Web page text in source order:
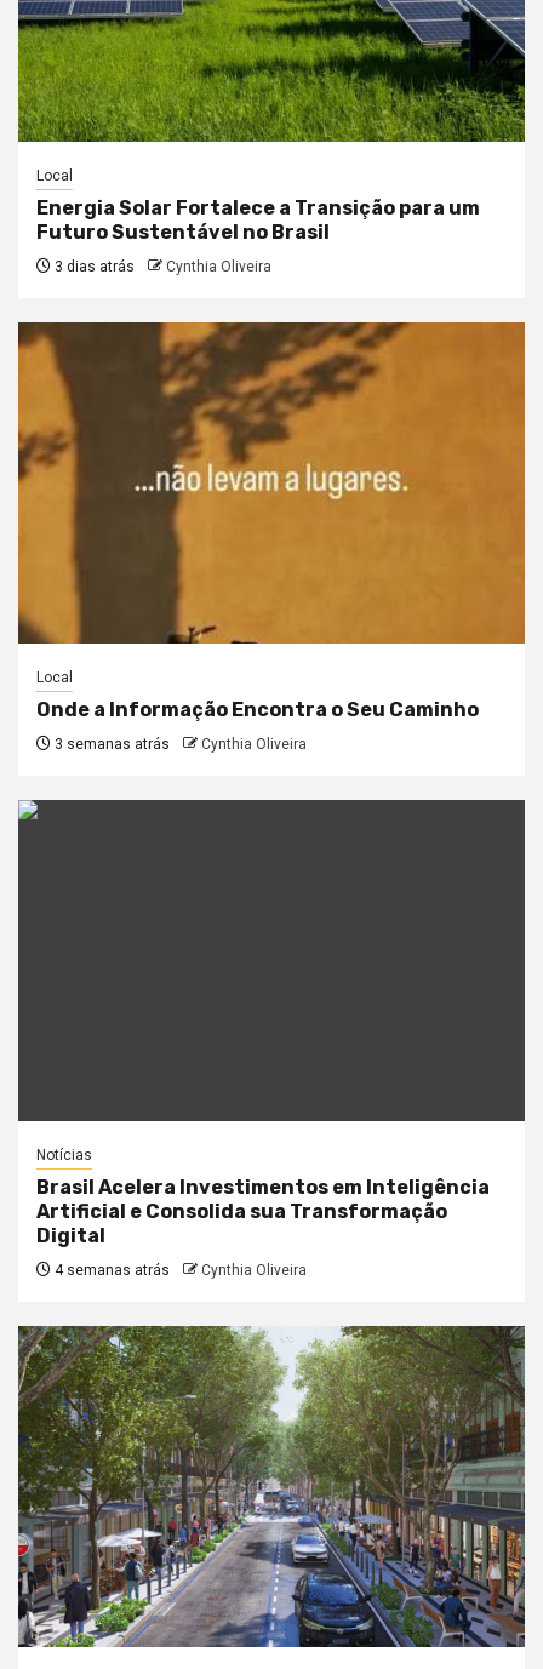
Local
Energia Solar Fortalece a Transição para um
Futuro Sustentável no Brasil
3 dias atrás Cynthia Oliveira
Local
Onde a Informação Encontra o Seu Caminho
3 semanas atrás Cynthia Oliveira
Notícias
Brasil Acelera Investimentos em Inteligência
Artificial e Consolida sua Transformação
Digital
4 semanas atrás Cynthia Oliveira